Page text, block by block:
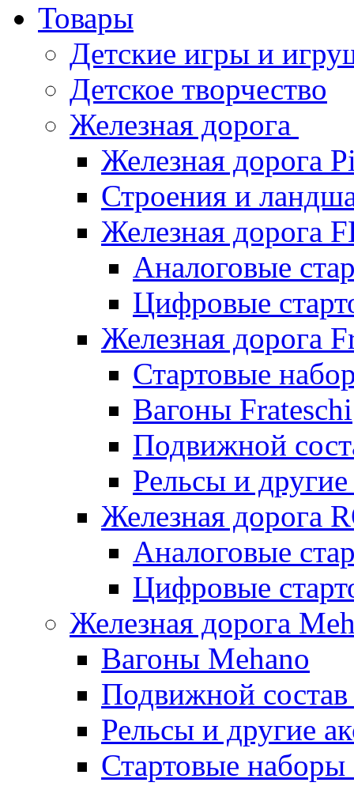
Товары
Детские игры и
Детское творчество
Железная дорога
Железная дорога
Строения и
Железная дорога
Аналоговые
Цифровые
Железная дорога
Стартовые
Вагоны Frateschi
Подвижной
Рельсы и
Железная дорога
Аналоговые
Цифровые
Железная дорога
Вагоны Mehano
Подвижной
Рельсы и другие
Стартовые